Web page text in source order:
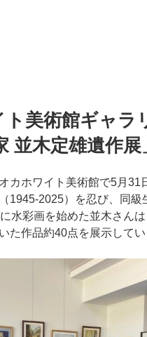
ト美術館ギャラ
並木定雄遺作展
カホワイト美術館で5月 31
1945-2025）を忍び、同級
水彩画を始めた並木さん
た作品約40点を展示してい